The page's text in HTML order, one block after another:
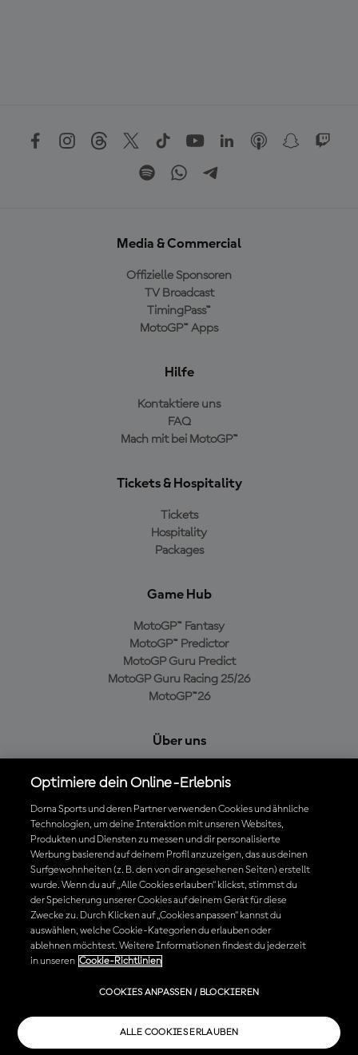
Media & Commercial
Offizielle Sponsoren
TV Broadcast
TimingPass™
MotoGP™ Apps
Hilfe
Kontaktiere uns
FAQ
Mach mit bei MotoGP™
Tickets & Hospitality
Tickets
Hospitality
Packages
Game Hub
MotoGP™ Fantasy
MotoGP™ Predictor
MotoGP Guru Predict
MotoGP Guru Racing 25/26
MotoGP™26
Über uns
Cookie-Richtlinien
Geschäftsbedingungen
Datenschutzrichtlinien
Kaufrichtlinie
Die offizielle MotoGP™ App herunterladen
© 2026 MotoGP Sports Entertainment Group. Alle Rechte vorbehalten.
Optimiere dein Online-Erlebnis
Dorna Sports und deren Partner verwenden Cookies und ähnliche
Technologien, um deine Interaktion mit unseren Websites,
Produkten und Diensten zu messen und dir personalisierte
Werbung basierend auf deinem Profil anzuzeigen, das aus deinen
Surfgewohnheiten (z. B. den von dir angesehenen Seiten) erstellt
wurde. Wenn du auf „Alle Cookies erlauben“ klickst, stimmst du
der Speicherung unserer Cookies auf deinem Gerät für diese
Zwecke zu. Durch Klicken auf „Cookies anpassen“ kannst du
auswählen, welche Cookie-Kategorien du erlauben oder
ablehnen möchtest. Weitere Informationen findest du jederzeit
in unseren Cookie-Richtlinien
COOKIES ANPASSEN / BLOCKIEREN
ALLE COOKIES ERLAUBEN